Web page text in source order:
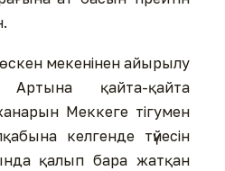
мекенінен айырылу
қайта-қайта
Меккеге тігумен
келгенде түйесін
қалып бара жатқан